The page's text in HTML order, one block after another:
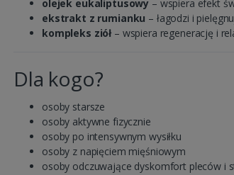
olejek eukaliptusowy – wspiera efekt
ekstrakt z rumianku – łagodzi i
kompleks ziół– wspiera regenerację i
Dla kogo?
osoby starsze
osoby aktywne fizycznie
osoby po intensywnym wysiłku
osoby z napięciem mięśniowym
osoby odczuwające dyskomfort pleców i